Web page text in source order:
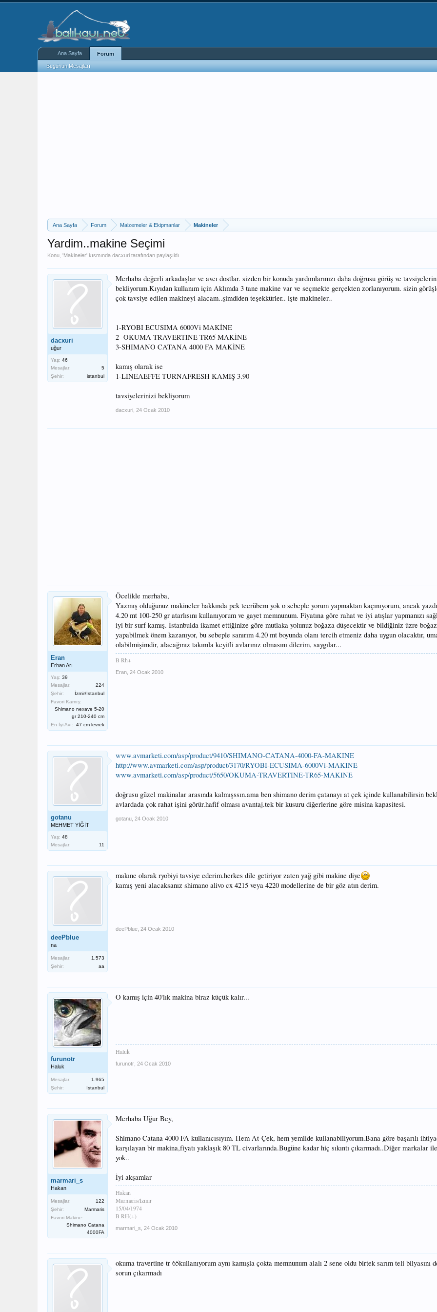
Ana Sayfa Forum Malzemeler & Ekipmanlar Makineler
Yardim..makine Seçimi
Konu, 'Makineler' kısmında dacxuri tarafından paylaşıldı.
dacxuri
uğur
Yaş: 46
Mesajlar:
5
Şehir:
istanbul
Merhaba değerli arkadaşlar ve avcı dostlar. sizden bir konuda yardımlarınızı daha doğrusu görüş ve
bekliyorum.Kıyıdan kullanım için Aklımda 3 tane makine var ve seçmekte gerçekten zorlanıyorum. sizin
çok tavsiye edilen makineyi alacam..şimdiden teşekkürler.. işte makineler..
1-RYOBI ECUSIMA 6000Vi MAKİNE
2- OKUMA TRAVERTINE TR65 MAKİNE
3-SHIMANO CATANA 4000 FA MAKİNE
kamış olarak ise
1-LINEAEFFE TURNAFRESH KAMIŞ 3.90
tavsiyelerinizi bekliyorum
dacxuri 24 Ocak 2010
Eran
Erhan Arı
Yaş: 39
Mesajlar:
224
Şehir:
İzmir/İstanbul
Favori Kamış:
Shimano nexave 5-20
gr 210-240 cm
En İyi Avı:
47 cm levrek
Öcelikle merhaba,
Yazmış olduğunuz makineler hakkında pek tecrübem yok o sebeple yorum yapmaktan kaçınıyorum, ancak
4.20 mt 100-250 gr atarlısını kullanıyorum ve gayet memnunum. Fiyatına göre rahat ve iyi atışlar yapmanızı
iyi bir surf kamış. İstanbulda ikamet ettiğinize göre mutlaka yolunuz boğaza düşecektir ve bildiğiniz üzre
yapabilmek önem kazanıyor, bu sebeple sanırım 4.20 mt boyunda olanı tercih etmeniz daha uygun olacaktır,
olabilmişimdir, alacağınız takımla keyifli avlarınız olmasını dilerim, saygılar...
B Rh+
Eran 24 Ocak 2010
gotanu
MEHMET YİĞİT
Yaş: 48
Mesajlar:
11
www.avmarketi.com/asp/product/9410/SHIMANO-CATANA-4000-FA-MAKINE
http://www.avmarketi.com/asp/product/3170/RYOBI-ECUSIMA-6000Vi-MAKINE
www.avmarketi.com/asp/product/5650/OKUMA-TRAVERTINE-TR65-MAKINE
doğrusu güzel makinalar arasında kalmışssın.ama ben shimano derim çatanayı at çek içinde kullanabilirsin
avlardada çok rahat işini görür.hafif olması avantaj.tek bir kusuru diğerlerine göre misina kapasitesi.
gotanu 24 Ocak 2010
deePblue
na
Mesajlar:
1.573
Şehir:
aa
makıne olarak ryobiyi tavsiye ederim.herkes dile getiriyor zaten yağ gibi makine diye
kamış yeni alacaksanız shimano alivo cx 4215 veya 4220 modellerine de bir göz atın derim.
deePblue 24 Ocak 2010
furunotr
Haluk
Mesajlar:
1.965
Şehir:
Istanbul
O kamış için 40'lık makina biraz küçük kalır...
Haluk
furunotr 24 Ocak 2010
marmari_s
Hakan
Mesajlar:
122
Şehir:
Marmaris
Favori Makine:
Shimano Catana
4000FA
Merhaba Uğur Bey,
Shimano Catana 4000 FA kullanıcısıyım. Hem At-Çek, hem yemlide kullanabiliyorum.Bana göre başarılı
karşılayan bir makina,fiyatı yaklaşık 80 TL civarlarında.Bugüne kadar hiç sıkıntı çıkarmadı..Diğer markalar
yok..
İyi akşamlar
Hakan
Marmaris/İzmir
15/04/1974
B RH(+)
marmari_s 24 Ocak 2010
okuma travertine tr 65kullanıyorum aynı kamışla çokta memnunum alalı 2 sene oldu birtek sarım teli bilyasını
sorun çıkarmadı
Ana Sayfa Forum
Bugünün Mesajları